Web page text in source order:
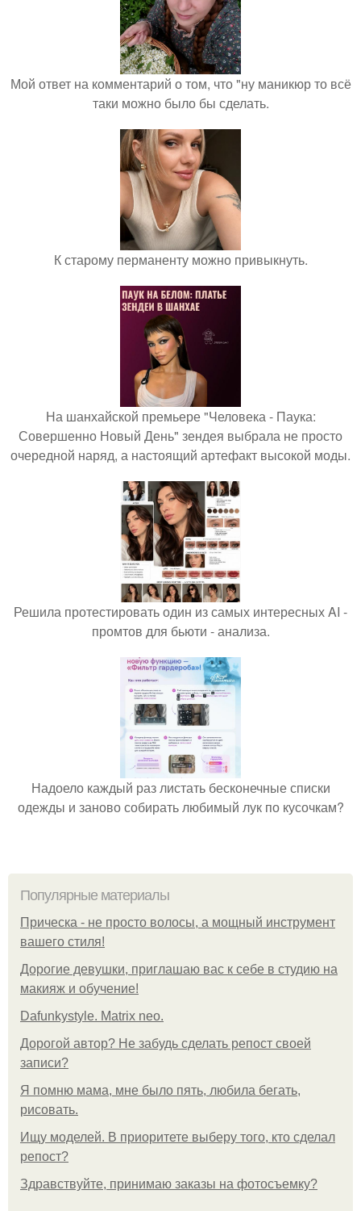
Мой ответ на комментарий о том, что "ну маникюр то всё
таки можно было бы сделать.
К старому перманенту можно привыкнуть.
На шанхайской премьере "Человека - Паука:
Совершенно Новый День" зендея выбрала не просто
очередной наряд, а настоящий артефакт высокой моды.
Решила протестировать один из самых интересных AI -
промтов для бьюти - анализа.
Надоело каждый раз листать бесконечные списки
одежды и заново собирать любимый лук по кусочкам?
Популярные материалы
Прическа - не просто волосы, а мощный инструмент
вашего стиля!
Дорогие девушки, приглашаю вас к себе в студию на
макияж и обучение!
Dafunkystyle. Matrix neo.
Дорогой автор? Не забудь сделать репост своей
записи?
Я помню мама, мне было пять, любила бегать,
рисовать.
Ищу моделей. В приоритете выберу того, кто сделал
репост?
Здравствуйте, принимаю заказы на фотосъемку?